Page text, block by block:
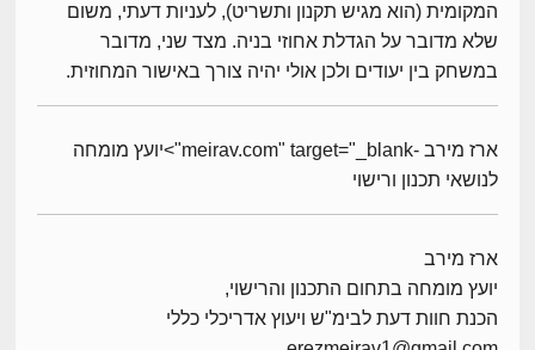
המקומית (הוא מגיש תקנון ותשריט), לעניות דעתי, משום
שלא מדובר על הגדלת אחוזי בניה. מצד שני, מדובר
במשחק בין יעודים ולכן אולי יהיה צורך באישור המחוזית.
ארז מירב -meirav.com" target="_blank">יועץ מומחה
לנושאי תכנון ורישוי
ארז מירב
יועץ מומחה בתחום התכנון והרישוי,
הכנת חוות דעת לבימ"ש ויעוץ אדריכלי כללי